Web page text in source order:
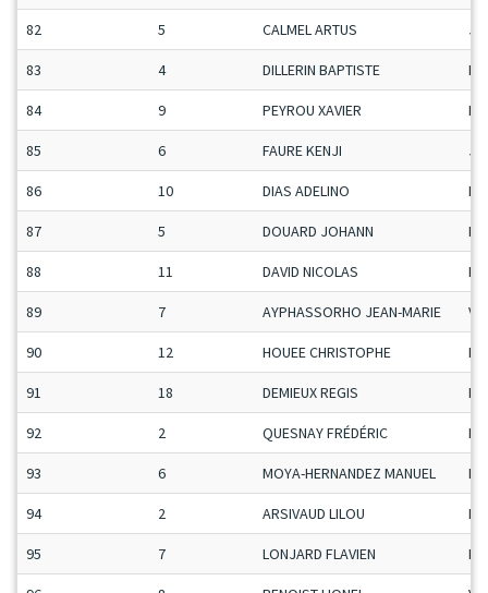
82 5 CALMEL ARTUS
83 4 DILLERIN BAPTISTE
84 9 PEYROU XAVIER
85 6 FAURE KENJI
86 10 DIAS ADELINO
87 5 DOUARD JOHANN
88 11 DAVID NICOLAS
89 7 AYPHASSORHO JEAN-MARIE
90 12 HOUEE CHRISTOPHE
91 18 DEMIEUX REGIS
92 2 QUESNAY FRÉDÉRIC
93 6 MOYA-HERNANDEZ MANUEL
94 2 ARSIVAUD LILOU
95 7 LONJARD FLAVIEN